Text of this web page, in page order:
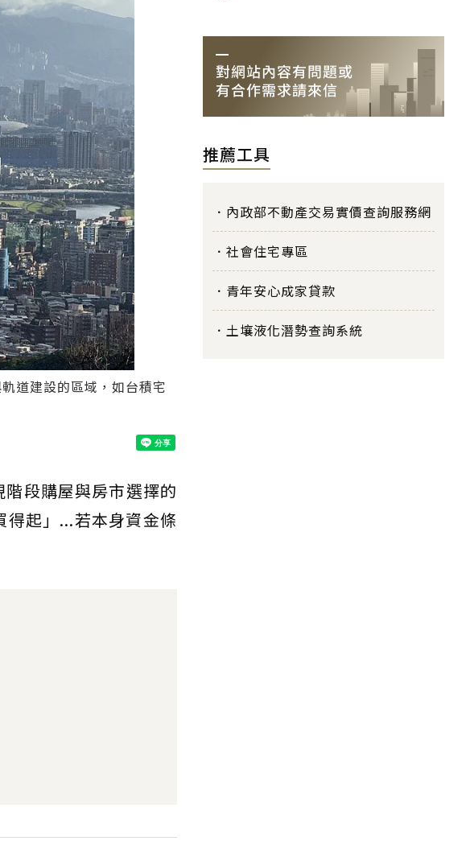
道建設的區域，如台積宅
階段購屋與房市選擇的
起」...若本身資金條
推薦工具
內政部不動產交易實價查詢服務網
社會住宅專區
青年安心成家貸款
土壤液化潛勢查詢系統